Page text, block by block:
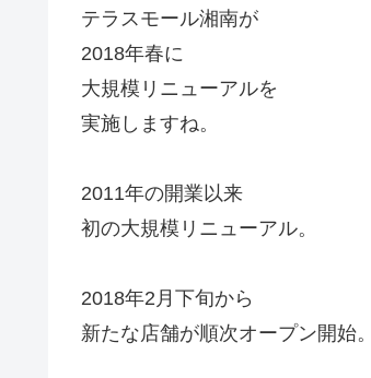
テラスモール湘南が
2018年春に
大規模リニューアルを
実施しますね。
2011年の開業以来
初の大規模リニューアル。
2018年2月下旬から
新たな店舗が順次オープン開始。